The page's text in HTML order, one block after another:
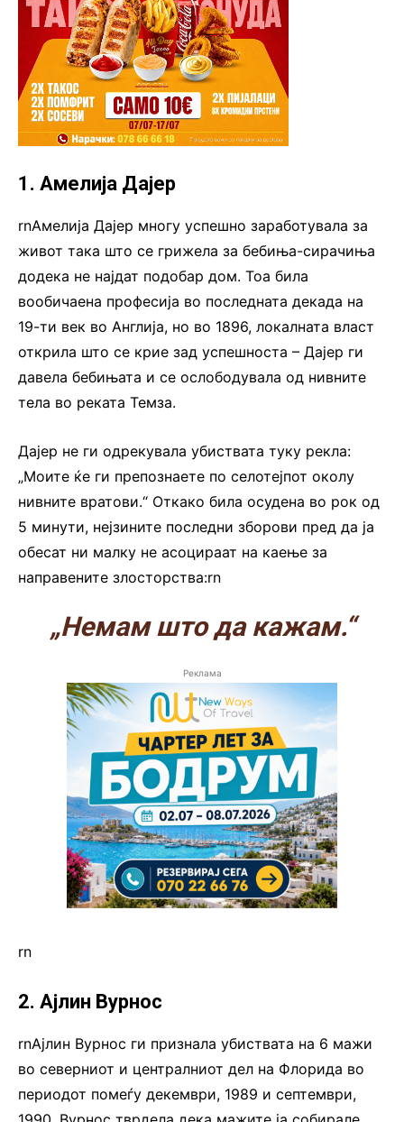
1. Амелија Дајер
rnАмелија Дајер многу успешно заработувала за
живот така што се грижела за бебиња-сирачиња
додека не најдат подобар дом. Тоа била
вообичаена професија во последната декада на
19-ти век во Англија, но во 1896, локалната власт
открила што се крие зад успешноста – Дајер ги
давела бебињата и се ослободувала од нивните
тела во реката Темза.
Дајер не ги одрекувала убиствата туку рекла:
„Моите ќе ги препознаете по селотејпот околу
нивните вратови.“ Откако била осудена во рок од
5 минути, нејзините последни зборови пред да ја
обесат ни малку не асоцираат на каење за
направените злосторства:rn
„Немам што да кажам.“
Реклама
rn
2. Ајлин Вурнос
rnАјлин Вурнос ги признала убиствата на 6 мажи
во северниот и централниот дел на Флорида во
периодот помеѓу декември, 1989 и септември,